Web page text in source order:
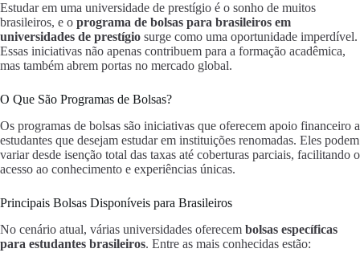
Estudar em uma universidade de prestígio é o sonho de muitos
brasileiros, e o programa de bolsas para brasileiros em
universidades de prestígio surge como uma oportunidade imperdível.
Essas iniciativas não apenas contribuem para a formação acadêmica,
mas também abrem portas no mercado global.
O Que São Programas de Bolsas?
Os programas de bolsas são iniciativas que oferecem apoio financeiro a
estudantes que desejam estudar em instituições renomadas. Eles podem
variar desde isenção total das taxas até coberturas parciais, facilitando o
acesso ao conhecimento e experiências únicas.
Principais Bolsas Disponíveis para Brasileiros
No cenário atual, várias universidades oferecem bolsas específicas
para estudantes brasileiros. Entre as mais conhecidas estão: